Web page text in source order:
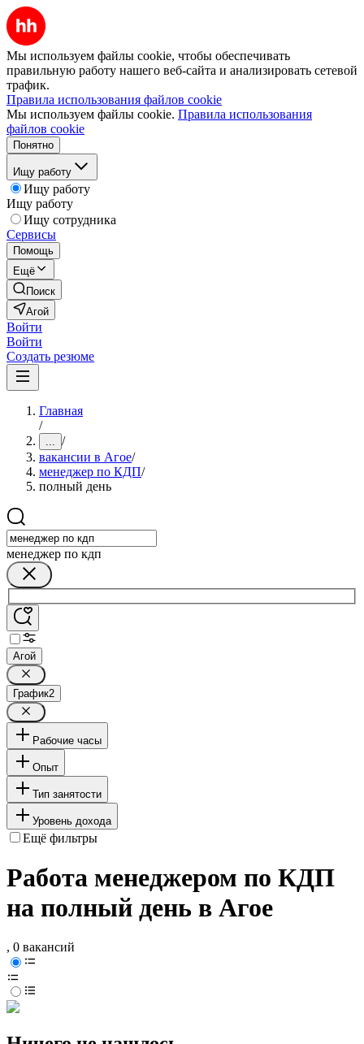
Мы используем файлы cookie, чтобы обеспечивать
правильную работу нашего веб-сайта и анализировать сетевой
трафик.
Правила использования файлов cookie
Мы используем файлы cookie. Правила использования
файлов cookie
Понятно
Ищу работу
Ищу работу
Ищу работу
Ищу сотрудника
Сервисы
Помощь
Ещё
Поиск
Агой
Войти
Войти
Создать резюме
Главная
/
... /
вакансии в Агое/
менеджер по КДП/
полный день
менеджер по кдп
Агой
График2
Рабочие часы
Опыт
Тип занятости
Уровень дохода
Ещё фильтры
Работа менеджером по КДП
на полный день в Агое
, 0 вакансий